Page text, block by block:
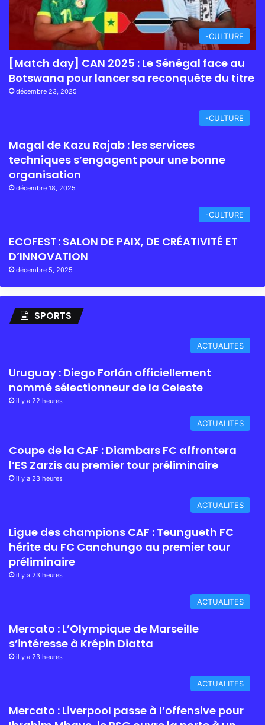
-CULTURE
[Match day] CAN 2025 : Le Sénégal face au
Botswana pour lancer sa reconquête du titre
décembre 23, 2025
-CULTURE
Magal de Kazu Rajab : les services
techniques s’engagent pour une bonne
organisation
décembre 18, 2025
-CULTURE
ECOFEST : SALON DE PAIX, DE CRÉATIVITÉ ET
D’INNOVATION
décembre 5, 2025
SPORTS
ACTUALITES
Uruguay : Diego Forlán officiellement
nommé sélectionneur de la Celeste
il y a 22 heures
ACTUALITES
Coupe de la CAF : Diambars FC affrontera
l’ES Zarzis au premier tour préliminaire
il y a 23 heures
ACTUALITES
Ligue des champions CAF : Teungueth FC
hérite du FC Canchungo au premier tour
préliminaire
il y a 23 heures
ACTUALITES
Mercato : L’Olympique de Marseille
s’intéresse à Krépin Diatta
il y a 23 heures
ACTUALITES
Mercato : Liverpool passe à l’offensive pour